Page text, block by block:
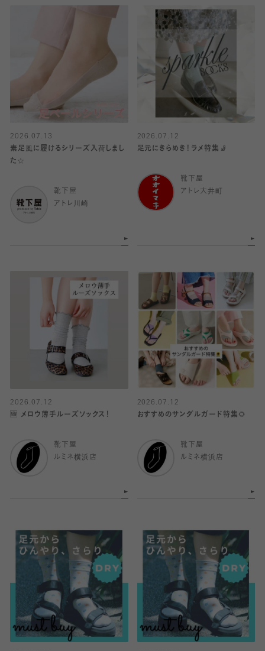
2026.07.13
素足風に履けるシリーズ入荷しまし
た☆
靴下屋
アトレ川崎
2026.07.12
足元にきらめき！ラメ特集🧦
靴下屋
アトレ大井町
2026.07.12
🆕 メロウ薄手ルーズソックス！
靴下屋
ルミネ横浜店
2026.07.12
おすすめのサンダルガード特集🌻
靴下屋
ルミネ横浜店